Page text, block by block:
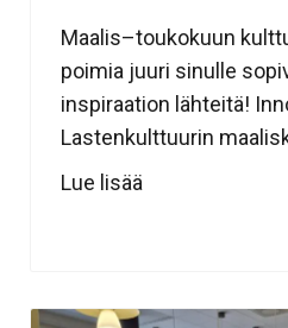
Maalis–toukokuun
poimia juuri sinulle
inspiraation lähteitä!
Lastenkulttuurin
Lue lisää